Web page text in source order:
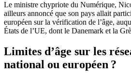
Le ministre chypriote du Numérique,
ailleurs annoncé que son pays allait
européen sur la vérification de l’âge,
États de l’UE, dont le Danemark et la
Limites d’âge sur les
national ou européen ?